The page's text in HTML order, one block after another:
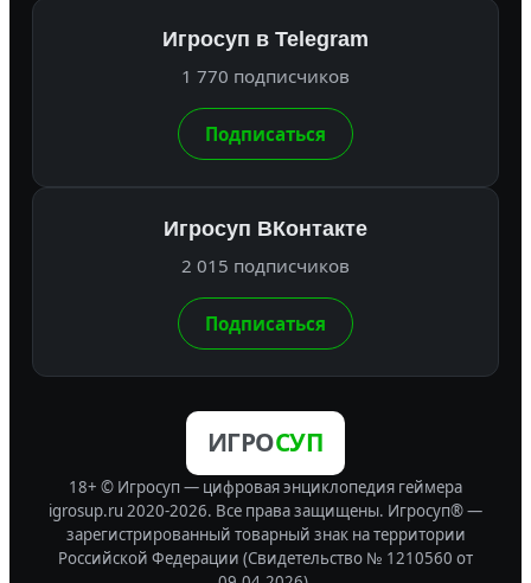
Игросуп в Telegram
1 770 подписчиков
Подписаться
Игросуп ВКонтакте
2 015 подписчиков
Подписаться
ИГРОСУП
18+ © Игросуп — цифровая энциклопедия геймера
igrosup.ru 2020-2026. Все права защищены. Игросуп® —
зарегистрированный товарный знак на территории
Российской Федерации (Свидетельство № 1210560 от